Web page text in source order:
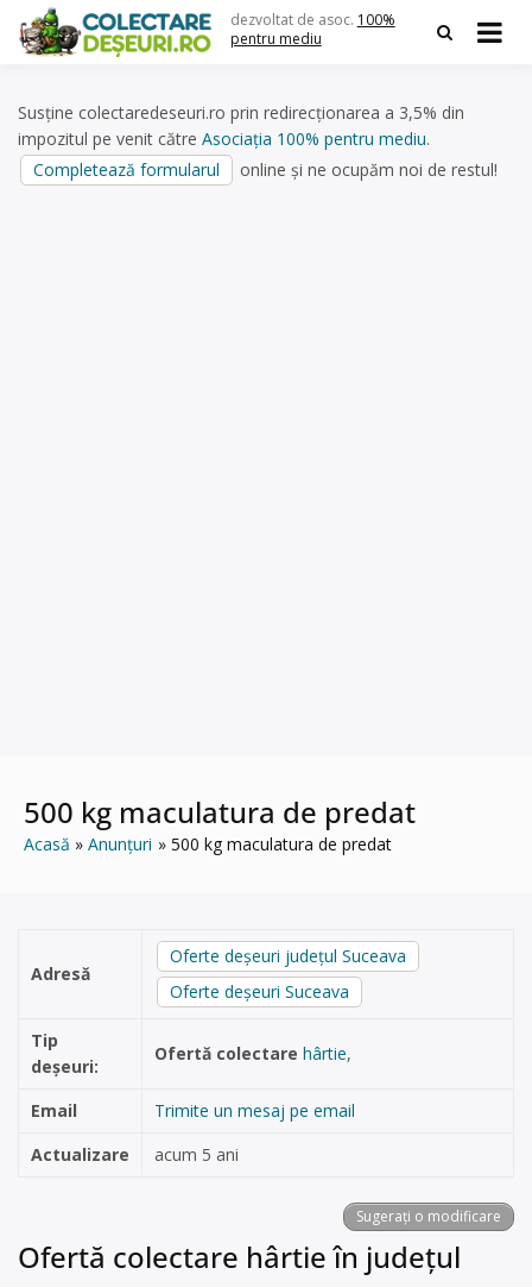
content
dezvoltat de asoc. 100%
pentru mediu
Susține colectaredeseuri.ro prin redirecționarea a 3,5% din
impozitul pe venit către Asociația 100% pentru mediu.
Completează formularul
online și ne ocupăm noi de restul!
500 kg maculatura de predat
Acasă Anunțuri 500 kg maculatura de predat
Adresă
Oferte deșeuri județul Suceava
Oferte deșeuri Suceava
Tip
deșeuri:
Ofertă colectare hârtie,
Email
Trimite un mesaj pe email
Actualizare
acum 5 ani
Sugerați o modificare
Ofertă colectare hârtie în județul